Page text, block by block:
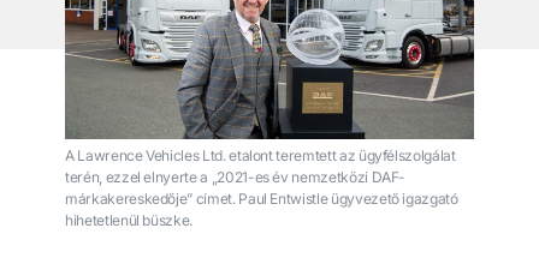
A Lawrence Vehicles Ltd. etalont teremtett az ügyfélszolgálat
terén, ezzel elnyerte a „2021-es év nemzetközi DAF-
márkakereskedője” címet. Paul Entwistle ügyvezető igazgató
hihetetlenül büszke.